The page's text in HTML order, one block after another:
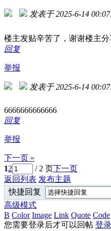
发表于 2025-6-14
楼主发贴辛苦了，谢谢楼主分
回复
举报
发表于 2025-6-14
6666666666666
回复
举报
下一页 »
12 / 2 页下一页
返回列表 发布主题
快捷回复
高级模式
B Color Image Link Quote Code
您需要登录后才可以回帖 登录